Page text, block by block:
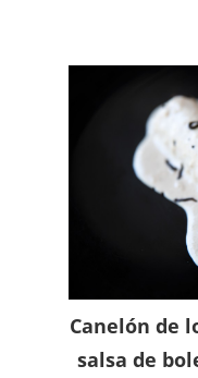
Canelón de
salsa de